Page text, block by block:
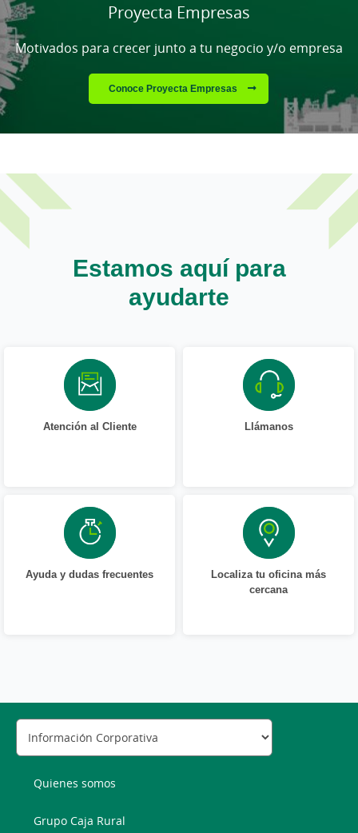
Proyecta Empresas
Motivados para crecer junto a tu negocio y/o empresa
Conoce Proyecta Empresas
Estamos aquí para
ayudarte
Atención al Cliente Llámanos
Ayuda y dudas frecuentes
Localiza tu oficina más
cercana
Quienes somos
Grupo Caja Rural